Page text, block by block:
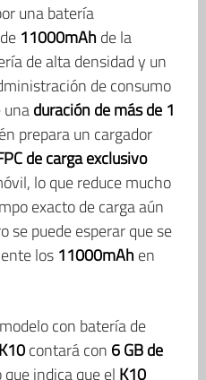
una batería
11000mAh de la
de alta densidad y un
de consumo
duración de más de 1
prepara un cargador
de carga exclusivo
lo que reduce mucho
exacto de carga aún
se puede esperar que se
los 11000mAh en
con batería de
contará con 6 GB de
que indica que el K10